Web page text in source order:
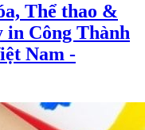
Thể thao &
in Công Thành
Nam -